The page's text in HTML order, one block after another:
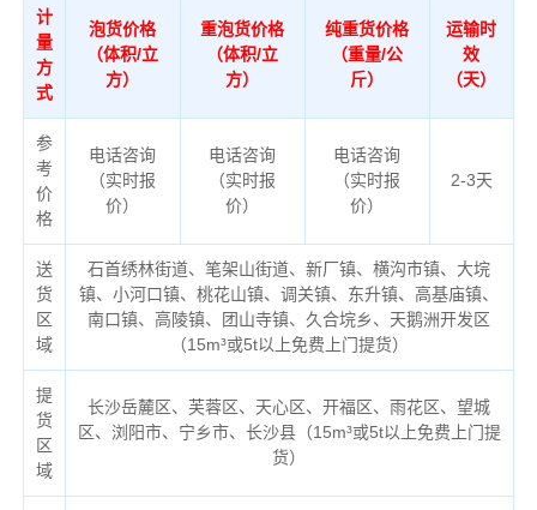
计
量
方
式
泡货价格
（体积/立
方）
重泡货价格
（体积/立
方）
纯重货价格
（重量/公
斤）
运输时
效
（天）
参
考
价
格
电话咨询
（实时报
价）
电话咨询
（实时报
价）
电话咨询
（实时报
价）
2-3天
送
货
区
域
石首绣林街道、笔架山街道、新厂镇、横沟市镇、大垸
镇、小河口镇、桃花山镇、调关镇、东升镇、高基庙镇、
南口镇、高陵镇、团山寺镇、久合垸乡、天鹅洲开发区
（15m³或5t以上免费上门提货）
提
货
区
域
长沙岳麓区、芙蓉区、天心区、开福区、雨花区、望城
区、浏阳市、宁乡市、长沙县（15m³或5t以上免费上门提
货）